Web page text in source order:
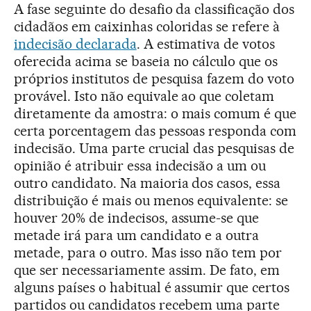
A fase seguinte do desafio da classificação dos
cidadãos em caixinhas coloridas se refere à
indecisão declarada. A estimativa de votos
oferecida acima se baseia no cálculo que os
próprios institutos de pesquisa fazem do voto
provável. Isto não equivale ao que coletam
diretamente da amostra: o mais comum é que
certa porcentagem das pessoas responda com
indecisão. Uma parte crucial das pesquisas de
opinião é atribuir essa indecisão a um ou
outro candidato. Na maioria dos casos, essa
distribuição é mais ou menos equivalente: se
houver 20% de indecisos, assume-se que
metade irá para um candidato e a outra
metade, para o outro. Mas isso não tem por
que ser necessariamente assim. De fato, em
alguns países o habitual é assumir que certos
partidos ou candidatos recebem uma parte